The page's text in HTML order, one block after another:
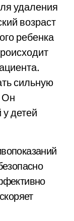
удаления
возраст
ребенка
сильную
Он
у детей